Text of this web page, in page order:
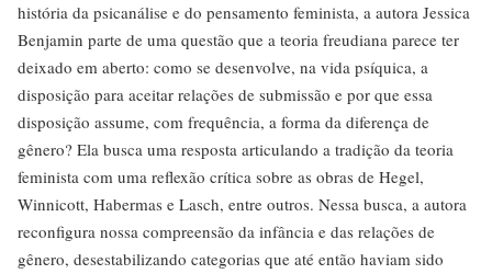
história da psicanálise e do pensamento feminista, a autora Jessica
Benjamin parte de uma questão que a teoria freudiana parece ter
deixado em aberto: como se desenvolve, na vida psíquica, a
disposição para aceitar relações de submissão e por que essa
disposição assume, com frequência, a forma da diferença de
gênero? Ela busca uma resposta articulando a tradição da teoria
feminista com uma reflexão crítica sobre as obras de Hegel,
Winnicott, Habermas e Lasch, entre outros. Nessa busca, a autora
reconfigura nossa compreensão da infância e das relações de
gênero, desestabilizando categorias que até então haviam sido